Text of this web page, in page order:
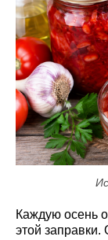
Каждую осень
этой заправки.